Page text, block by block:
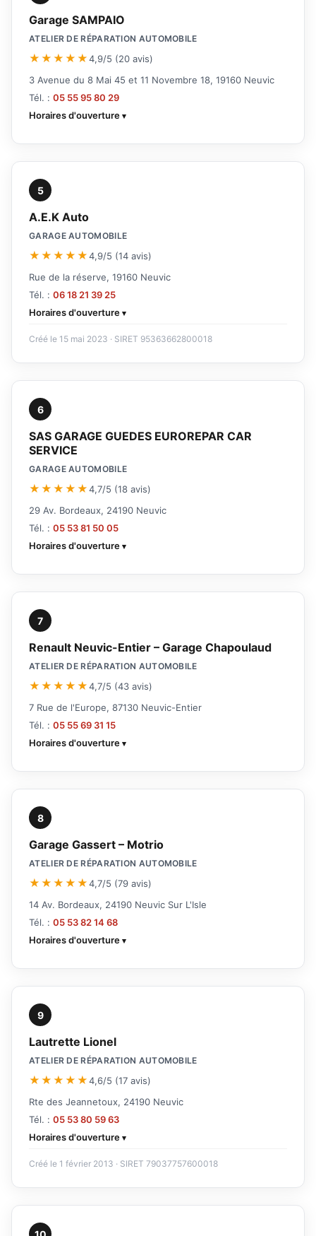
Garage SAMPAIO
ATELIER DE RÉPARATION AUTOMOBILE
★★★★★4,9/5 (20 avis)
3 Avenue du 8 Mai 45 et 11 Novembre 18, 19160 Neuvic
Tél. : 05 55 95 80 29
Horaires d'ouverture
5
A.E.K Auto
GARAGE AUTOMOBILE
★★★★★4,9/5 (14 avis)
Rue de la réserve, 19160 Neuvic
Tél. : 06 18 21 39 25
Horaires d'ouverture
Créé le 15 mai 2023 · SIRET 95363662800018
6
SAS GARAGE GUEDES EUROREPAR CAR
SERVICE
GARAGE AUTOMOBILE
★★★★★4,7/5 (18 avis)
29 Av. Bordeaux, 24190 Neuvic
Tél. : 05 53 81 50 05
Horaires d'ouverture
7
Renault Neuvic-Entier – Garage Chapoulaud
ATELIER DE RÉPARATION AUTOMOBILE
★★★★★4,7/5 (43 avis)
7 Rue de l'Europe, 87130 Neuvic-Entier
Tél. : 05 55 69 31 15
Horaires d'ouverture
8
Garage Gassert – Motrio
ATELIER DE RÉPARATION AUTOMOBILE
★★★★★4,7/5 (79 avis)
14 Av. Bordeaux, 24190 Neuvic Sur L'Isle
Tél. : 05 53 82 14 68
Horaires d'ouverture
9
Lautrette Lionel
ATELIER DE RÉPARATION AUTOMOBILE
★★★★★4,6/5 (17 avis)
Rte des Jeannetoux, 24190 Neuvic
Tél. : 05 53 80 59 63
Horaires d'ouverture
Créé le 1 février 2013 · SIRET 79037757600018